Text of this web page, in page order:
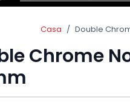
Casa / Double
Chrome